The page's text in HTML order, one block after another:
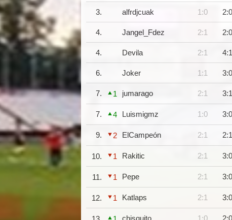
3. alfrdjcuak 1:0 2:0
4. Jangel_Fdez 2:1 2:0
4. Devila 2:1 4:1
6. Joker 1:1 3:0
7. 1 jumarago 2:1 3:1
7. 4 Luismigmz 1:0 3:0
9. 2 ElCampeón 2:1 2:1
10. 1 Rakitic 2:1 3:0
11. 1 Pepe 2:1 3:0
12. 1 Katlaps 2:1 3:0